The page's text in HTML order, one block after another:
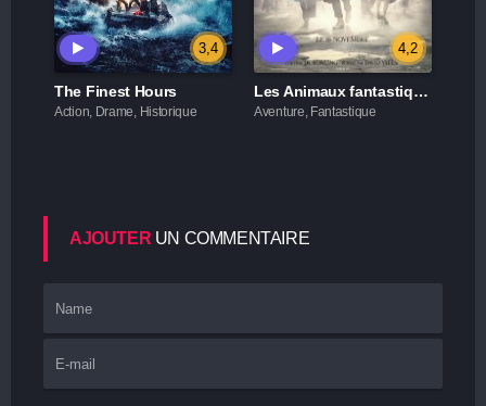
3,4
The Finest Hours
Action, Drame, Historique
4,2
Les Animaux fantastiques
Aventure, Fantastique
AJOUTER UN COMMENTAIRE